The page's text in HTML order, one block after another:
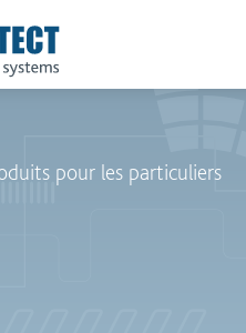
pour les particuliers